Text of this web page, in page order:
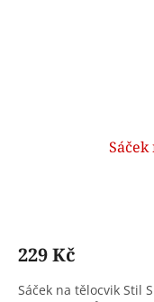
229 Kč
Sáček na tělocvik Stil